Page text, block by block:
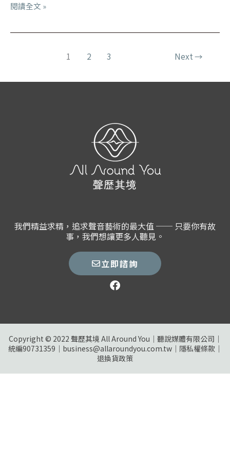
閱讀全文 »
1 2 3 Next→
我們精益求精，追求聲音藝術的最大值 ── 只要你有故
事，我們想讓更多人聽見。
立即諮詢
Copyright © 2022 聲歷其境 All Around You｜聽說媒體有限公司｜
統編90731359｜business@allaroundyou.com.tw｜ 隱私權條款 ｜
退換貨政策